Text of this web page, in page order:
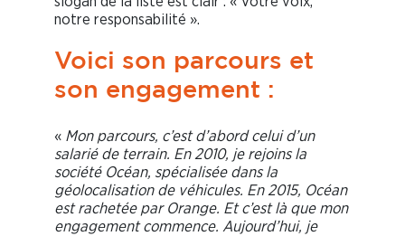
notre responsabilité ».
Voici son parcours et
son engagement :
« Mon parcours, c’est d’abord celui d’un
salarié de terrain. En 2010, je rejoins la
société Océan, spécialisée dans la
géolocalisation de véhicules. En 2015, Océan
est rachetée par Orange. Et c’est là que mon
engagement commence. Aujourd’hui, je